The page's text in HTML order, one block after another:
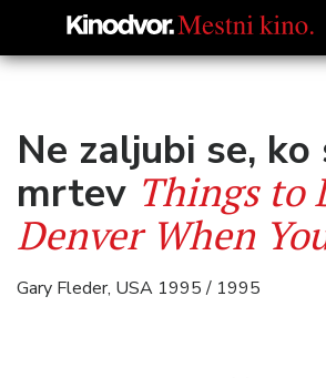
Ne zaljubi se, ko
mrtev Things to
Denver When
Gary Fleder, USA 1995 / 1995